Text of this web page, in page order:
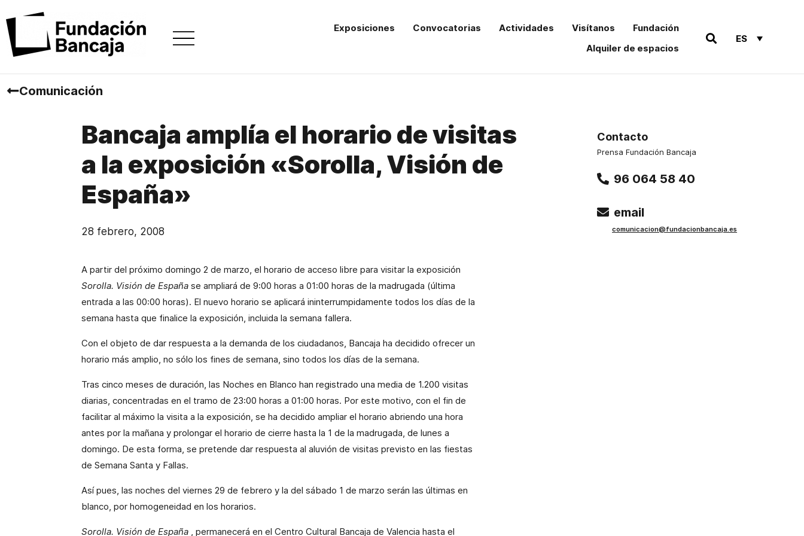
Exposiciones Convocatorias Actividades Visítanos
Fundación
Alquiler de espacios
ES
Comunicación
Bancaja amplía el horario de visitas
a la exposición «Sorolla, Visión de
España»
28 febrero, 2008
A partir del próximo domingo 2 de marzo, el horario de acceso libre para visitar la exposición
Sorolla. Visión de España se ampliará de 9:00 horas a 01:00 horas de la madrugada (última
entrada a las 00:00 horas). El nuevo horario se aplicará ininterrumpidamente todos los días de la
semana hasta que finalice la exposición, incluida la semana fallera.
Con el objeto de dar respuesta a la demanda de los ciudadanos, Bancaja ha decidido ofrecer un
horario más amplio, no sólo los fines de semana, sino todos los días de la semana.
Tras cinco meses de duración, las Noches en Blanco han registrado una media de 1.200 visitas
diarias, concentradas en el tramo de 23:00 horas a 01:00 horas. Por este motivo, con el fin de
facilitar al máximo la visita a la exposición, se ha decidido ampliar el horario abriendo una hora
antes por la mañana y prolongar el horario de cierre hasta la 1 de la madrugada, de lunes a
domingo. De esta forma, se pretende dar respuesta al aluvión de visitas previsto en las fiestas
de Semana Santa y Fallas.
Así pues, las noches del viernes 29 de febrero y la del sábado 1 de marzo serán las últimas en
blanco, por homogeneidad en los horarios.
Sorolla. Visión de España , permanecerá en el Centro Cultural Bancaja de Valencia hasta el
Contacto
Prensa Fundación Bancaja
96 064 58 40
email
comunicacion@fundacionbancaja.es